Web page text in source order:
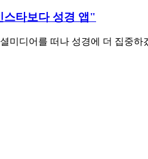
스타보다 성경 앱"
미디어를 떠나 성경에 더 집중